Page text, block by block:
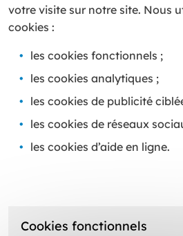
votre visite sur notre site. Nous
cookies :
les cookies fonctionnels ;
les cookies analytiques ;
les cookies de publicité
les cookies de réseaux
les cookies d’aide en ligne.
Cookies fonctionnels